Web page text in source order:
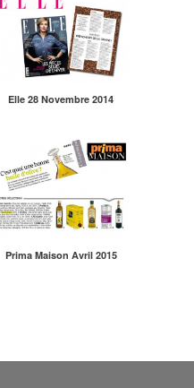
Elle 28 Novembre 2014
Prima Maison Avril 2015